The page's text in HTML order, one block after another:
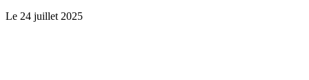
Le 24 juillet 2025